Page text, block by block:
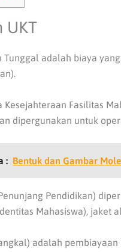
UKT
Tunggal adalah biaya
Kesejahteraan Fasilitas
dipergunakan untuk
: Bentuk dan Gambar
Pendidikan)
Mahasiswa), jaket
adalah